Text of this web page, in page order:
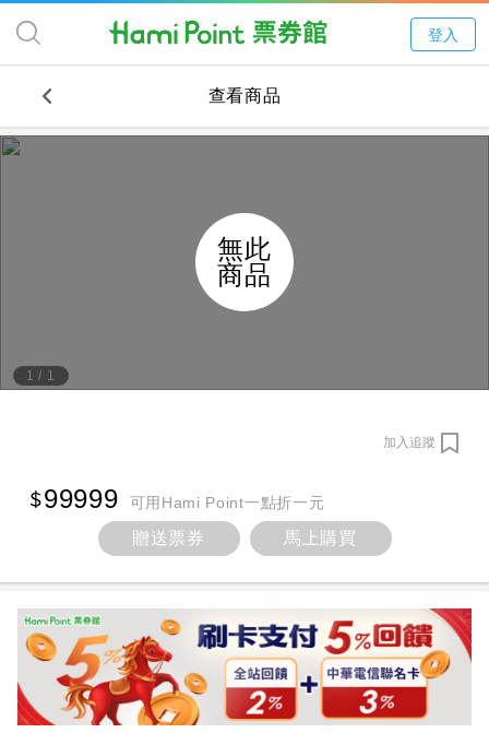
登入
查看商品
1 / 1
無此
商品
加入追蹤
99999 可用Hami Point一點折一元
贈送票券 馬上購買